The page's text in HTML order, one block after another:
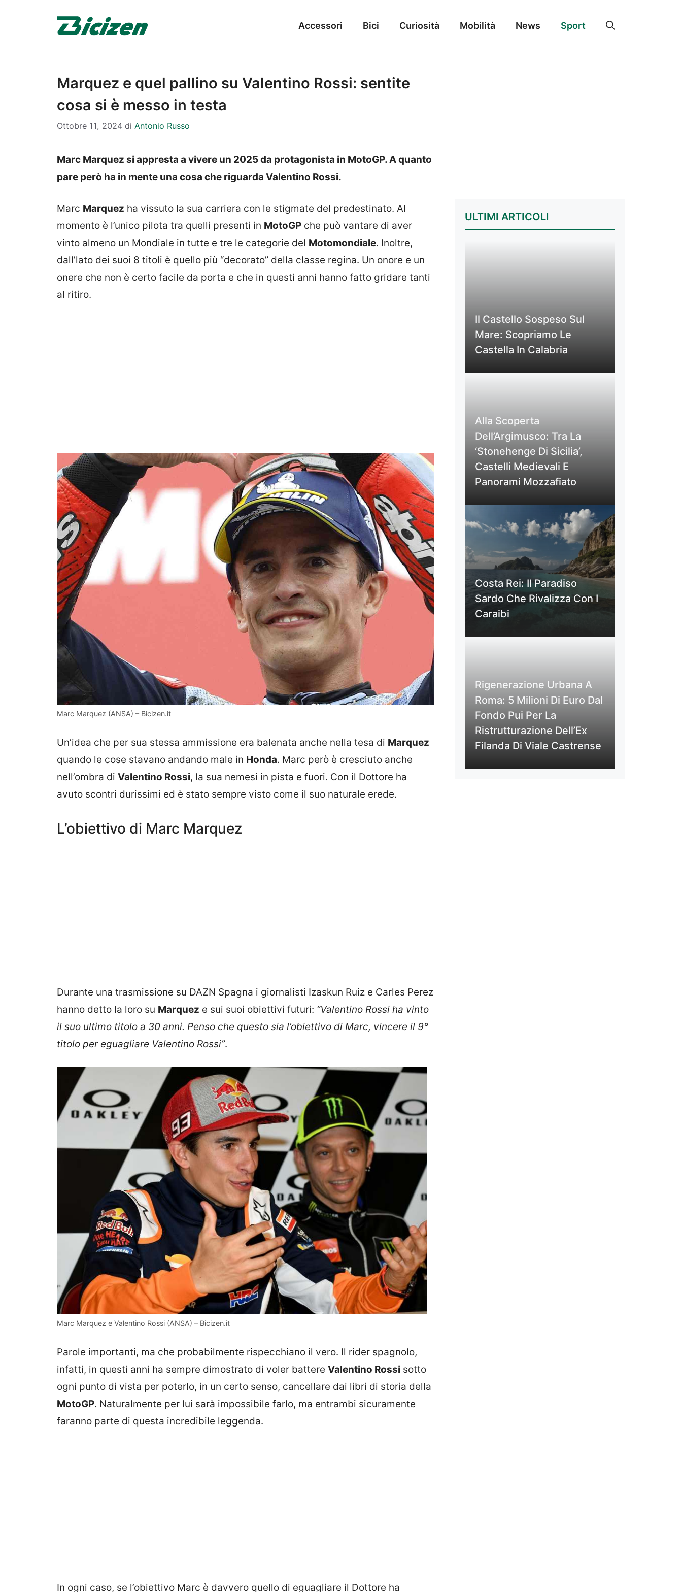
Accessori Bici Curiosità Mobilità News Sport
Marquez e quel pallino su Valentino Rossi: sentite
cosa si è messo in testa
Ottobre 11, 2024 di Antonio Russo
Marc Marquez si appresta a vivere un 2025 da protagonista in MotoGP. A quanto
pare però ha in mente una cosa che riguarda Valentino Rossi.
Marc Marquez ha vissuto la sua carriera con le stigmate del predestinato. Al
momento è l’unico pilota tra quelli presenti in MotoGP che può vantare di aver
vinto almeno un Mondiale in tutte e tre le categorie del Motomondiale. Inoltre,
dall’lato dei suoi 8 titoli è quello più “decorato” della classe regina. Un onore e un
onere che non è certo facile da porta e che in questi anni hanno fatto gridare tanti
al ritiro.
Marc Marquez (ANSA) – Bicizen.it
Un’idea che per sua stessa ammissione era balenata anche nella tesa di Marquez
quando le cose stavano andando male in Honda. Marc però è cresciuto anche
nell’ombra di Valentino Rossi, la sua nemesi in pista e fuori. Con il Dottore ha
avuto scontri durissimi ed è stato sempre visto come il suo naturale erede.
L’obiettivo di Marc Marquez
Durante una trasmissione su DAZN Spagna i giornalisti Izaskun Ruiz e Carles Perez
hanno detto la loro su Marquez e sui suoi obiettivi futuri: “Valentino Rossi ha vinto
il suo ultimo titolo a 30 anni. Penso che questo sia l’obiettivo di Marc, vincere il 9°
titolo per eguagliare Valentino Rossi”.
Marc Marquez e Valentino Rossi (ANSA) – Bicizen.it
Parole importanti, ma che probabilmente rispecchiano il vero. Il rider spagnolo,
infatti, in questi anni ha sempre dimostrato di voler battere Valentino Rossi sotto
ogni punto di vista per poterlo, in un certo senso, cancellare dai libri di storia della
MotoGP. Naturalmente per lui sarà impossibile farlo, ma entrambi sicuramente
faranno parte di questa incredibile leggenda.
In ogni caso, se l’obiettivo Marc è davvero quello di eguagliare il Dottore ha
ULTIMI ARTICOLI
Il Castello Sospeso Sul
Mare: Scopriamo Le
Castella In Calabria
Alla Scoperta
Dell’Argimusco: Tra La
‘Stonehenge Di Sicilia’,
Castelli Medievali E
Panorami Mozzafiato
Costa Rei: Il Paradiso
Sardo Che Rivalizza Con I
Caraibi
Rigenerazione Urbana A
Roma: 5 Milioni Di Euro Dal
Fondo Pui Per La
Ristrutturazione Dell’Ex
Filanda Di Viale Castrense